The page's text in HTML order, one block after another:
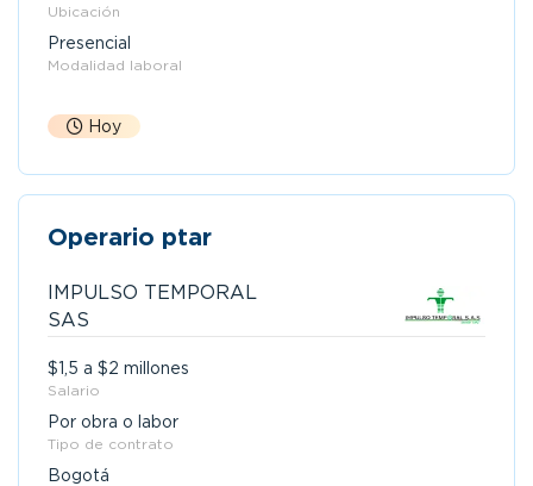
Ubicación
Presencial
Modalidad laboral
Hoy
Operario ptar
IMPULSO TEMPORAL
SAS
$1,5 a $2 millones
Salario
Por obra o labor
Tipo de contrato
Bogotá